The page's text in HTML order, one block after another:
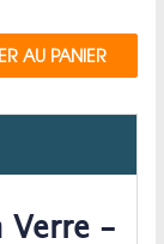
AU PANIER
Verre -